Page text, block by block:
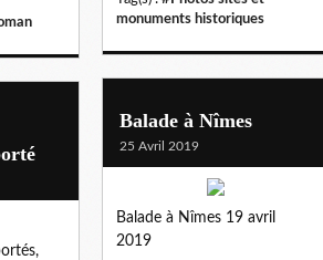
monuments historiques
Balade à Nîmes
25 Avril 2019
Balade à Nîmes 19 avril
2019